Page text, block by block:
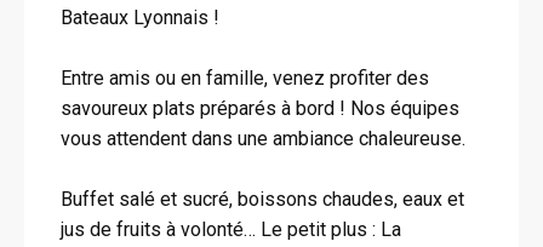
Bateaux Lyonnais !
Entre amis ou en famille, venez profiter des
savoureux plats préparés à bord ! Nos équipes
vous attendent dans une ambiance chaleureuse.
Buffet salé et sucré, boissons chaudes, eaux et
jus de fruits à volonté… Le petit plus : La